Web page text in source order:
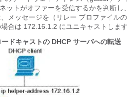
ットがオファーを受信するかを判断し
メッセージを（リレー プロファイル
合は 172.16.1.2 にユニキャストします
ドキャストの DHCP サーバへの転送